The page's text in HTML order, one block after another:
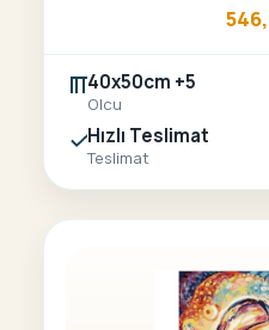
40x50cm +5
Olcu
Hızlı Teslimat
Teslimat